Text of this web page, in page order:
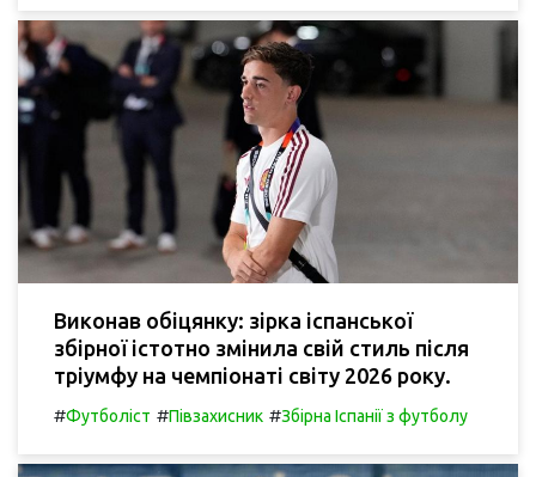
Виконав обіцянку: зірка іспанської
збірної істотно змінила свій стиль після
тріумфу на чемпіонаті світу 2026 року.
#Футболіст #Півзахисник #Збірна Іспанії з футболу